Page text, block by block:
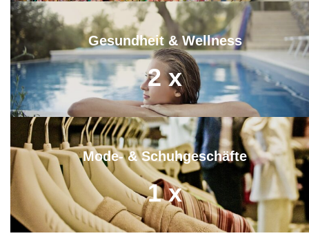
Gesundheit & Wellness
2 x
Mode- & Schuhgeschäfte
1 x